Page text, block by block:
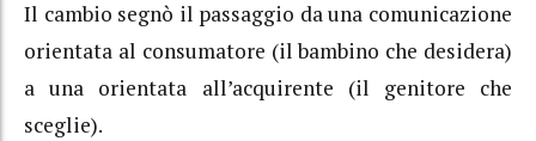
Il cambio segnò il passaggio da una comunicazione
orientata al consumatore (il bambino che desidera)
a una orientata all’acquirente (il genitore che
sceglie).